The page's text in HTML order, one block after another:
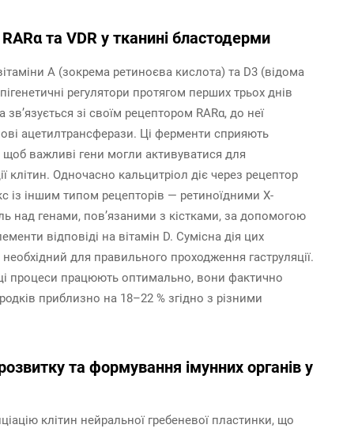
та VDR у тканині бластодерми
А (зокрема ретиноєва кислота) та D3 (відома
регулятори протягом перших трьох днів
зі своїм рецептором RARα, до неї
ацетилтрансферази. Ці ферменти сприяють
важливі гени могли активуватися для
клітин. Одночасно кальцитріол діє через рецептор
із іншим типом рецепторів — ретиноїдними X-
над генами, пов’язаними з кістками, за допомогою
відповіді на вітамін D. Сумісна дія цих
для правильного проходження гаструляції.
процеси працюють оптимально, вони фактично
приблизно на 18–22 % згідно з різними
та формування імунних органів у
клітин нейральної гребеневої пластинки, що